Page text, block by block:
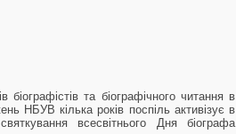
біографістів та біографічного читання в
НБУВ кілька років поспіль активізує в
всесвітнього Дня біографа